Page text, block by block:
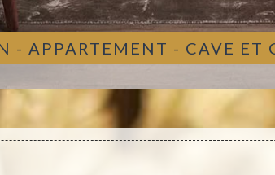
- APPARTEMENT - CAVE ET